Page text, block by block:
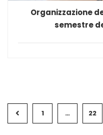
Organizzazione
semestre
1 … 22